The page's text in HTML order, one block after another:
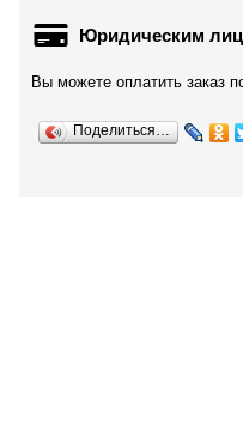
Юридическим
Вы можете оплатить заказ
Поделиться…